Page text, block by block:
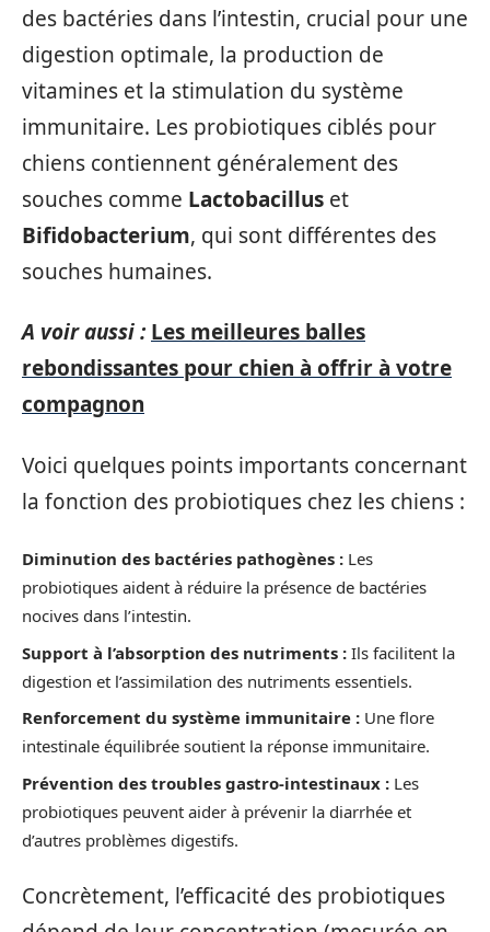
des bactéries dans l’intestin, crucial pour une
digestion optimale, la production de
vitamines et la stimulation du système
immunitaire. Les probiotiques ciblés pour
chiens contiennent généralement des
souches comme Lactobacillus et
Bifidobacterium, qui sont différentes des
souches humaines.
A voir aussi : Les meilleures balles
rebondissantes pour chien à offrir à votre
compagnon
Voici quelques points importants concernant
la fonction des probiotiques chez les chiens :
Diminution des bactéries pathogènes : Les
probiotiques aident à réduire la présence de bactéries
nocives dans l’intestin.
Support à l’absorption des nutriments : Ils facilitent la
digestion et l’assimilation des nutriments essentiels.
Renforcement du système immunitaire : Une flore
intestinale équilibrée soutient la réponse immunitaire.
Prévention des troubles gastro-intestinaux : Les
probiotiques peuvent aider à prévenir la diarrhée et
d’autres problèmes digestifs.
Concrètement, l’efficacité des probiotiques